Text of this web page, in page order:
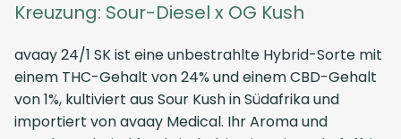
Kreuzung: Sour-Diesel x OG Kush
avaay 24/1 SK ist eine unbestrahlte Hybrid-Sorte mit
einem THC-Gehalt von 24% und einem CBD-Gehalt
von 1%, kultiviert aus Sour Kush in Südafrika und
importiert von avaay Medical. Ihr Aroma und